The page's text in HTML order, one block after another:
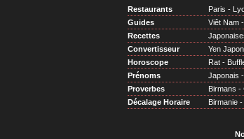
Restaurants Paris -
Guides
Viêt Nam -
Recettes
Convertisseur
Yen
Horoscope
Rat -
Prénoms
Japonais -
Proverbes
Birmans -
Décalage Horaire
Birmanie -